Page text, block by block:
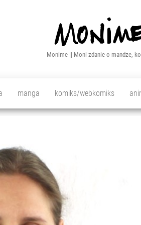
Monime || Moni zdanie o mandze,
manga komiks/webkomiks